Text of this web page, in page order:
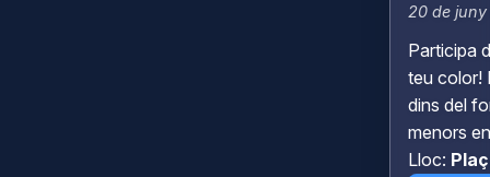
20 de
Participa
teu color!
dins del
menors
Lloc: